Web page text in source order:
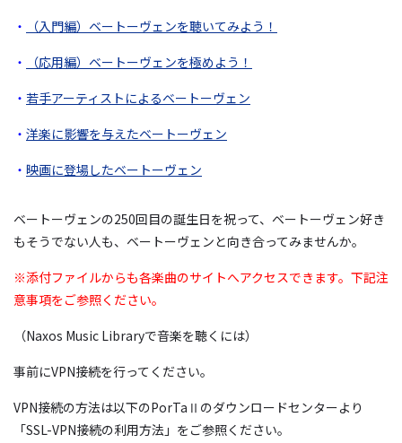
・
（入門編）ベートーヴェンを聴いてみよう！
・
（応用編）ベートーヴェンを極めよう！
・ 若手アーティストによるベートーヴェン
・ 洋楽に影響を与えたベートーヴェン
・ 映画に登場したベートーヴェン
ベートーヴェンの250回目の誕生日を祝って、ベートーヴェン好き
もそうでない人も、ベートーヴェンと向き合ってみませんか。
※添付ファイルからも各楽曲のサイトへアクセスできます。下記注
意事項をご参照ください。
（Naxos Music Libraryで音楽を聴くには）
事前にVPN接続を行ってください。
VPN接続の方法は以下のPorTaⅡのダウンロードセンターより
「SSL-VPN接続の利用方法」をご参照ください。